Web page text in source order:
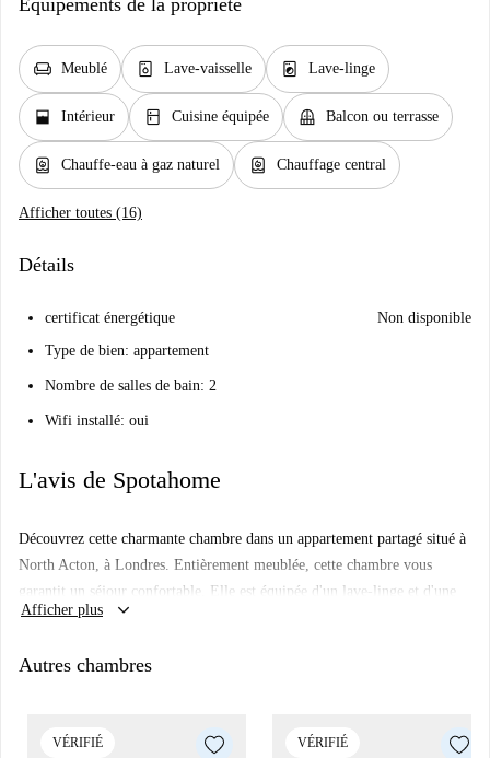
Équipements de la propriété
chair Meublé dishwasher_gen Lave-vaisselle local_laundry_service Lave-linge
window_open Intérieur kitchen Cuisine équipée balcony Balcon ou terrasse
water_heater Chauffe-eau à gaz naturel water_heater Chauffage central
Afficher toutes (16)
Détails
certificat énergétique
Non disponible
Type de bien: appartement
Nombre de salles de bain: 2
Wifi installé: oui
L'avis de Spotahome
Découvrez cette charmante chambre dans un appartement partagé situé à
North Acton, à Londres. Entièrement meublée, cette chambre vous
garantit un séjour confortable. Elle est équipée d'un lave-linge et d'une
cuisine complète avec lave-vaisselle et four, pour un confort optimal au
également inclus pour vos moments de détente. Toutes les charges sont
Afficher plus keyboard_arrow_down
Autres chambres
VÉRIFIÉ VÉRIFIÉ